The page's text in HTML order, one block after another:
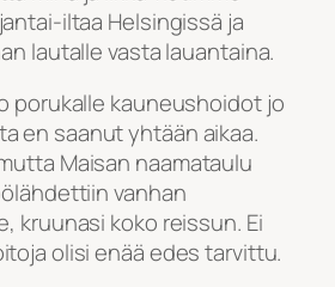
iltaa Helsingissä ja
lautalle vasta lauantaina.
porukalle kauneushoidot jo
en saanut yhtään aikaa.
Maisan naamataulu
vanhan
kruunasi koko reissun. Ei
olisi enää edes tarvittu.